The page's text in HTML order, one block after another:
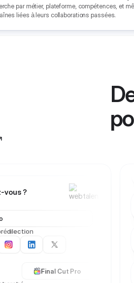
créatifs
managers
par métier, plateforme, compétences, et
liées à leurs collaborations passées.
vous ?
Final Cut Pro